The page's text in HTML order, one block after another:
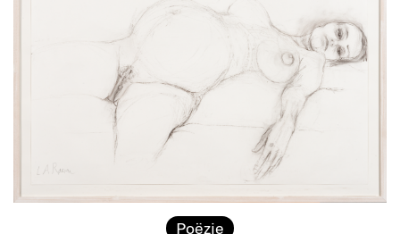
Poëzie